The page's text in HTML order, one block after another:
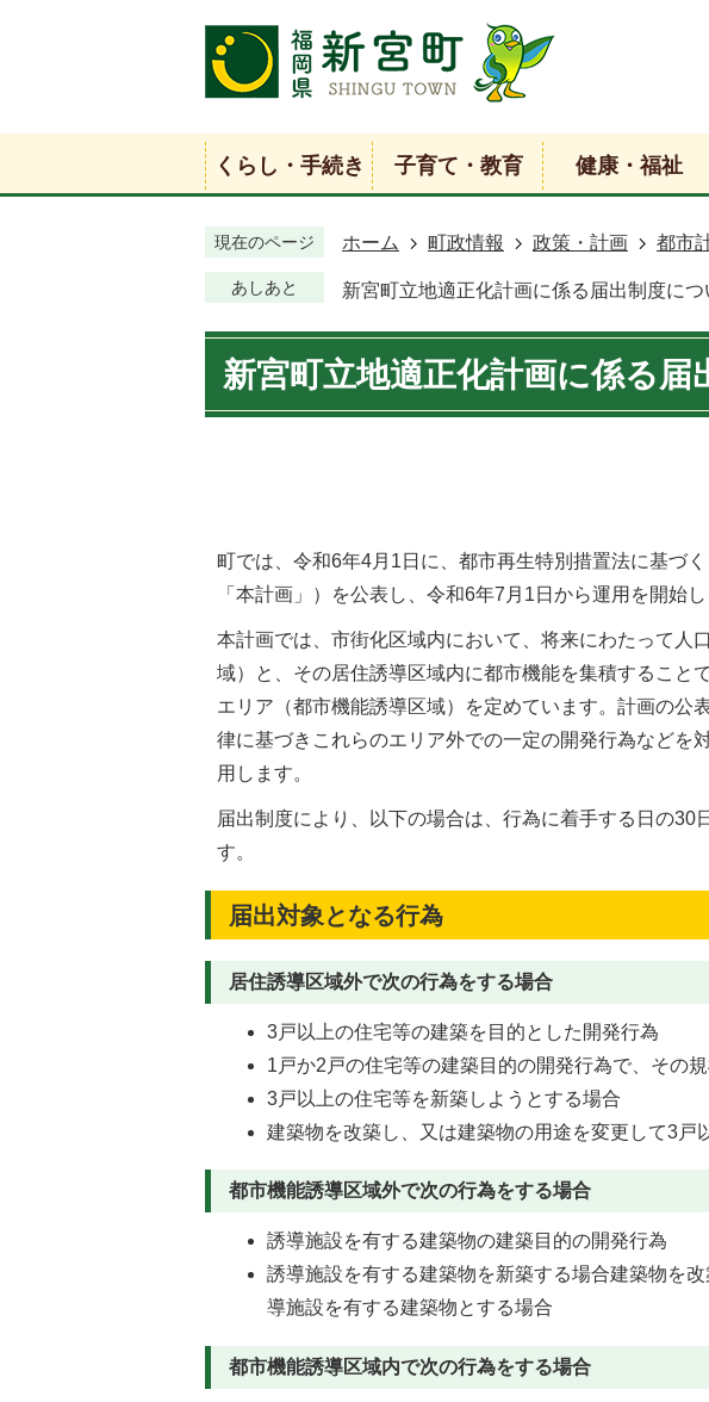
くらし・手続き 子育て・教育 健康・福祉
現在のページ ホーム 町政情報 政策・計画 都市
あしあと 新宮町立地適正化計画に係る届出制度につ
新宮町立地適正化計画に係る届
町では、令和6年4月1日に、都市再生特別措置法に基づ
「本計画」）を公表し、令和6年7月1日から運用を開始し
本計画では、市街化区域内において、将来にわたって人
域）と、その居住誘導区域内に都市機能を集積すること
エリア（都市機能誘導区域）を定めています。計画の公
律に基づきこれらのエリア外での一定の開発行為などを
用します。
届出制度により、以下の場合は、行為に着手する日の30
す。
届出対象となる行為
居住誘導区域外で次の行為をする場合
3戸以上の住宅等の建築を目的とした開発行為
1戸か2戸の住宅等の建築目的の開発行為で、その
3戸以上の住宅等を新築しようとする場合
建築物を改築し、又は建築物の用途を変更して3戸
都市機能誘導区域外で次の行為をする場合
誘導施設を有する建築物の建築目的の開発行為
誘導施設を有する建築物を新築する場合建築物を
導施設を有する建築物とする場合
都市機能誘導区域内で次の行為をする場合